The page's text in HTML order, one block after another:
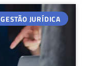
GESTÃO JURÍDICA